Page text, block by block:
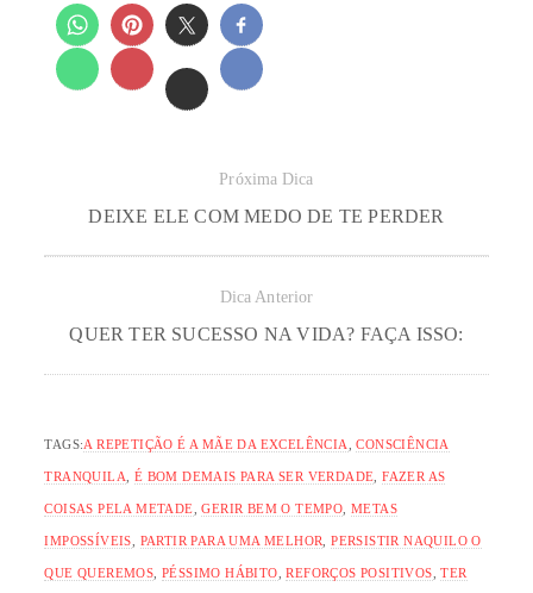
Próxima Dica
DEIXE ELE COM MEDO DE TE PERDER
Dica Anterior
QUER TER SUCESSO NA VIDA? FAÇA ISSO:
TAGS:A REPETIÇÃO É A MÃE DA EXCELÊNCIA ,CONSCIÊNCIA
TRANQUILA É BOM DEMAIS PARA SER VERDADE ,FAZER AS
COISAS PELA METADE ,GERIR BEM O TEMPO ,METAS
IMPOSSÍVEIS PARTIR PARA UMA MELHOR ,PERSISTIR NAQUILO O
QUE QUEREMOS ,PÉSSIMO HÁBITO ,REFORÇOS POSITIVOS ,TER